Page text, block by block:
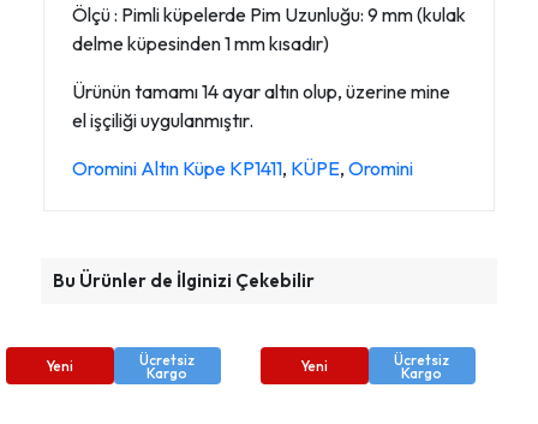
Ölçü : Pimli küpelerde Pim Uzunluğu: 9 mm (kulak
delme küpesinden 1 mm kısadır)
Ürünün tamamı 14 ayar altın olup, üzerine mine
el işçiliği uygulanmıştır.
Oromini Altın Küpe KP1411, KÜPE, Oromini
Bu Ürünler de İlginizi Çekebilir
Yeni Ücretsiz
Kargo Yeni Ücretsiz
Kargo